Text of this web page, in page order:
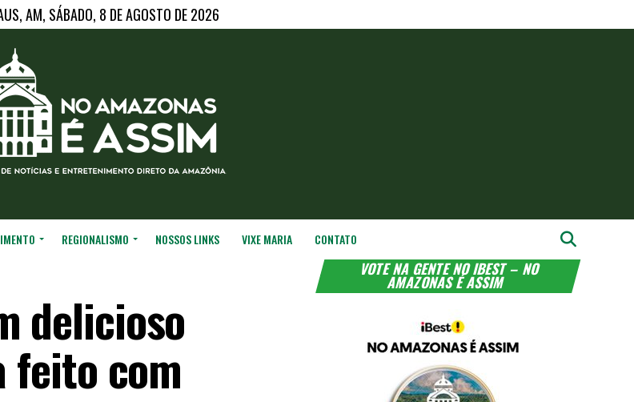
AM, SÁBADO, 8 DE AGOSTO DE 2026
REGIONALISMO NOSSOS LINKS VIXE MARIA CONTATO
delicioso
feito com
VOTE NA GENTE NO IBEST – NO
AMAZONAS É ASSIM